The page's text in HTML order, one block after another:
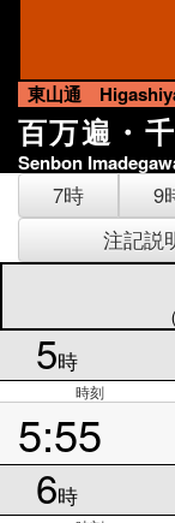
東山通
百万遍・
Senbon
7時 9
注記説
5時
時刻
5:55
6時